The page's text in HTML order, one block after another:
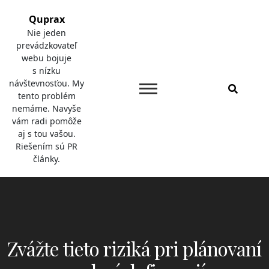
content
Quprax
Nie jeden
prevádzkovateľ
webu bojuje
s nízku
návštevnosťou. My
tento problém
nemáme. Navyše
vám radi pomôže
aj s tou vašou.
Riešením sú PR
články.
Zvážte tieto riziká pri plánovaní